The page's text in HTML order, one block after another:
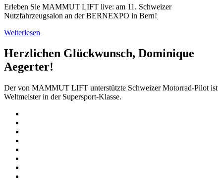
Erleben Sie MAMMUT LIFT live: am 11. Schweizer
Nutzfahrzeugsalon an der BERNEXPO in Bern!
Weiterlesen
Herzlichen Glückwunsch, Dominique
Aegerter!
Der von MAMMUT LIFT unterstützte Schweizer Motorrad-Pilot ist
Weltmeister in der Supersport-Klasse.